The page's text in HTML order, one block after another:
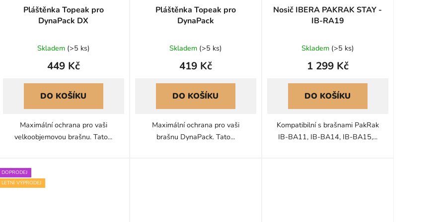
Pláštěnka Topeak pro
DynaPack DX
Skladem (>5 ks)
449 Kč
DO KOŠÍKU
Maximální ochrana pro vaši
velkoobjemovou brašnu. Tato...
Pláštěnka Topeak pro
DynaPack
Skladem (>5 ks)
419 Kč
DO KOŠÍKU
Maximální ochrana pro vaši
brašnu DynaPack. Tato...
Nosič IBERA PAKRAK STAY -
IB-RA19
Skladem (>5 ks)
1 299 Kč
DO KOŠÍKU
Kompatibilní s brašnami PakRak
IB-BA11, IB-BA14, IB-BA15,...
DOPRODEJ
LETNÍ VÝPRODEJ